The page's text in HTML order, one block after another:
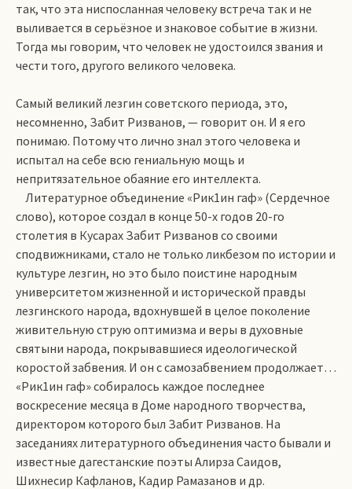
так, что эта ниспосланная человеку встреча так и не
выливается в серьёзное и знаковое событие в жизни.
Тогда мы говорим, что человек не удостоился звания и
чести того, другого великого человека.
Самый великий лезгин советского периода, это,
несомненно, Забит Ризванов, — говорит он. И я его
понимаю. Потому что лично знал этого человека и
испытал на себе всю гениальную мощь и
непритязательное обаяние его интеллекта.
Литературное объединение «Рик1ин гаф» (Сердечное
слово), которое создал в конце 50-х годов 20-го
столетия в Кусарах Забит Ризванов со своими
сподвижниками, стало не только ликбезом по истории и
культуре лезгин, но это было поистине народным
университетом жизненной и исторической правды
лезгинского народа, вдохнувшей в целое поколение
живительную струю оптимизма и веры в духовные
святыни народа, покрывавшиеся идеологической
коростой забвения. И он с самозабвением продолжает…
«Рик1ин гаф» собиралось каждое последнее
воскресение месяца в Доме народного творчества,
директором которого был Забит Ризванов. На
заседаниях литературного объединения часто бывали и
известные дагестанские поэты Алирза Саидов,
Шихнесир Кафланов, Кадир Рамазанов и др.